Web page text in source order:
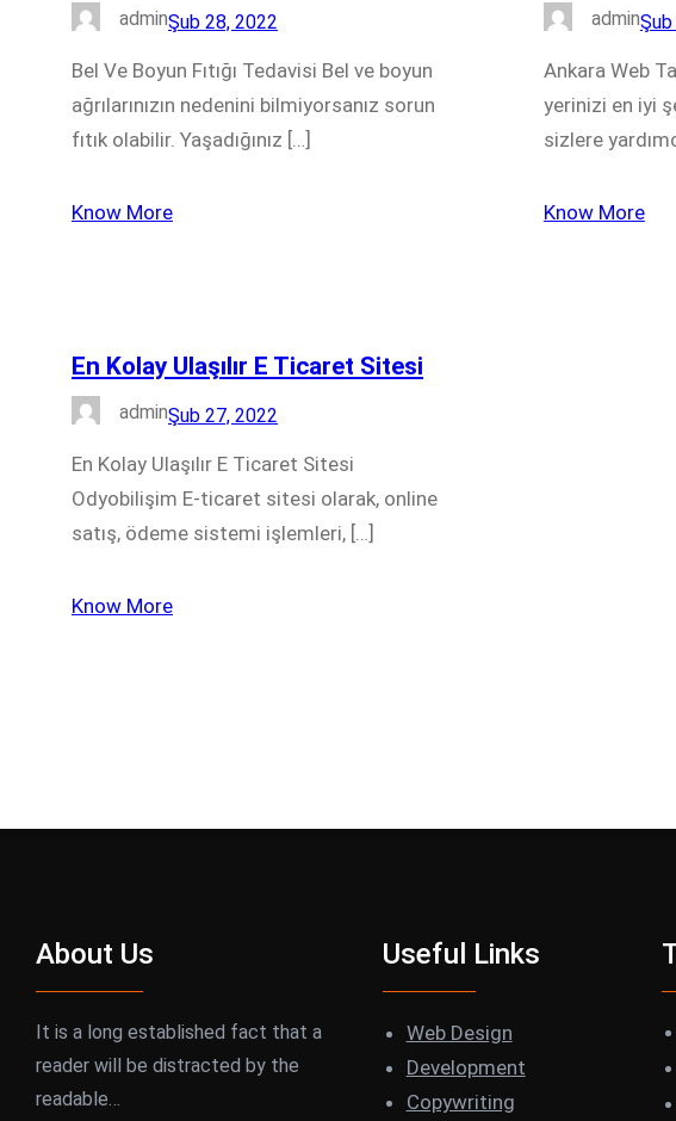
adminŞub 28, 2022
Bel Ve Boyun Fıtığı Tedavisi Bel ve boyun
ağrılarınızın nedenini bilmiyorsanız sorun
fıtık olabilir. Yaşadığınız […]
Know More
admin
Ankara Web
yerinizi en iyi
sizlere
Know More
En Kolay Ulaşılır E Ticaret Sitesi
adminŞub 27, 2022
En Kolay Ulaşılır E Ticaret Sitesi
Odyobilişim E-ticaret sitesi olarak, online
satış, ödeme sistemi işlemleri, […]
Know More
About Us
It is a long established fact that a
reader will be distracted by the
readable…
Useful Links
Web Design
Development
Copywriting